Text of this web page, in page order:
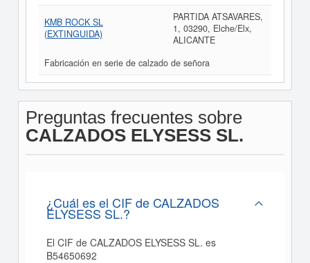
KMB ROCK SL
(EXTINGUIDA)
PARTIDA ATSAVARES,
1, 03290, Elche/Elx,
ALICANTE
Fabricación en serie de calzado de señora
Preguntas frecuentes sobre
CALZADOS ELYSESS SL.
¿Cuál es el CIF de CALZADOS
ELYSESS SL.?
El CIF de CALZADOS ELYSESS SL. es
B54650692